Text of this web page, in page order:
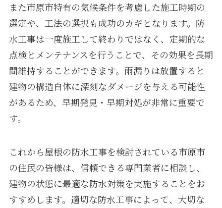
また市原市特有の気候条件を考慮した施工時期の
選定や、工法の選択も成功のカギとなります。防
水工事は一度施工して終わりではなく、定期的な
点検とメンテナンスを行うことで、その効果を長期
間維持することができます。雨漏りは放置すると
建物の構造自体に深刻なダメージを与える可能性
があるため、早期発見・早期対処が非常に重要で
す。
これから屋根の防水工事を検討されている市原市
の住民の皆様は、信頼できる専門業者に相談し、
建物の状態に最適な防水対策を実施することをお
すすめします。適切な防水工事によって、大切な